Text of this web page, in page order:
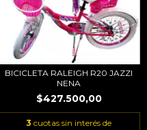
BICICLETA RALEIGH R20 JAZZI
NENA
$427.500,00
3 cuotas sin interés de